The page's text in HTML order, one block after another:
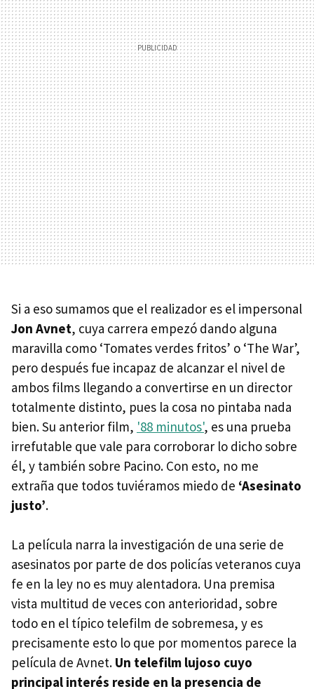
Si a eso sumamos que el realizador es el impersonal
Jon Avnet, cuya carrera empezó dando alguna
maravilla como ‘Tomates verdes fritos’ o ‘The War’,
pero después fue incapaz de alcanzar el nivel de
ambos films llegando a convertirse en un director
totalmente distinto, pues la cosa no pintaba nada
bien. Su anterior film, '88 minutos', es una prueba
irrefutable que vale para corroborar lo dicho sobre
él, y también sobre Pacino. Con esto, no me
extraña que todos tuviéramos miedo de ‘Asesinato
justo’.
La película narra la investigación de una serie de
asesinatos por parte de dos policías veteranos cuya
fe en la ley no es muy alentadora. Una premisa
vista multitud de veces con anterioridad, sobre
todo en el típico telefilm de sobremesa, y es
precisamente esto lo que por momentos parece la
película de Avnet. Un telefilm lujoso cuyo
principal interés reside en la presencia de